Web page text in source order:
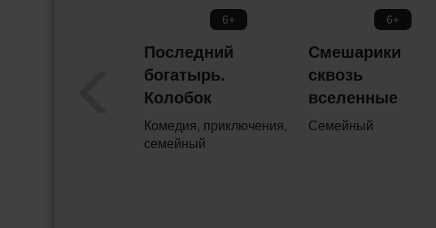
6+
Последний
богатырь.
Колобок
Комедия, приключения,
семейный
6+
Смешарики
сквозь
вселенные
Семейный